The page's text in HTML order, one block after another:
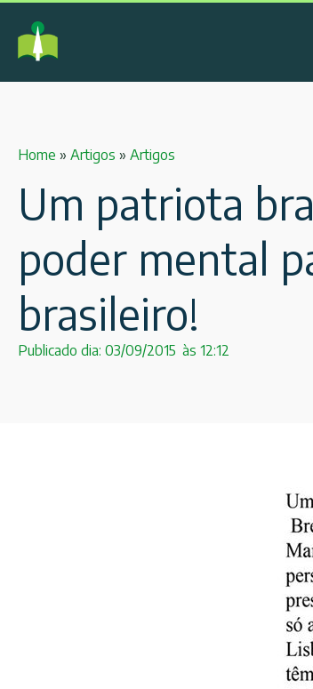
Home » Artigos » Artigos
Um patriota
poder mental
brasileiro!
Publicado dia: 03/09/2015 às 12:12